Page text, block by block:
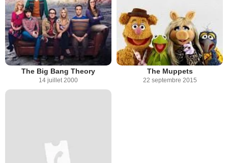
The Big Bang Theory
14 juillet 2000
The Muppets
22 septembre 2015